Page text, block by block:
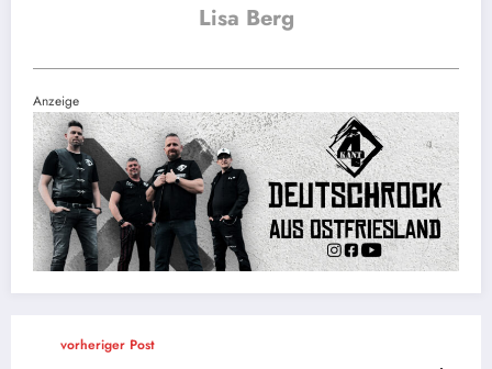
Lisa Berg
Anzeige
vorheriger Post